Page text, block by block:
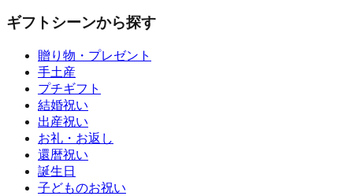
ギフトシーンから探す
贈り物・プレゼント
手土産
プチギフト
結婚祝い
出産祝い
お礼・お返し
還暦祝い
誕生日
子どものお祝い